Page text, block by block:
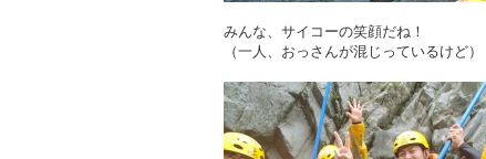
みんな、サイコーの笑顔だね！
（一人、おっさんが混じっているけど）